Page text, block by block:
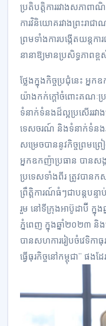
ប្រតិបត្តិការរវាងសភាព
ការវិនិយោគរវាងព្រះរាជ
ព្រមទាំងការបង្កើតយន្តក
នានាឱ្យមានប្រសិទ្ធភាពខ្
ថ្លែងក្នុងកិច្ចប្រជុំនេះ អ្ន
យ៉ាងកក់ក្តៅចំពោះគណៈប្
ទំនាក់ទំនងដ៏ល្អប្រសើររវ
ទេសចរណ៍ និងទំនាក់ទំនងរ
សម្រេចបាននូវកិច្ចព្រមព្
អ្នកឧកញ៉ាប្រធាន បានសង្
ប្រទេសទាំងពីរ ត្រូវបានក
ព្រឹត្តិការណ៍ធំៗជាបន្តបន្ទា
រួម នៅទីក្រុងអាប៊ូដាប៊ី ក្នុង
ភ្នំពេញ ក្នុងឆ្នាំ២០២៣ និ
បានសហការរៀបចំវេទិកា
ធ្វើធុរកិច្ចនៅកម្ពុជា” ផងដែ